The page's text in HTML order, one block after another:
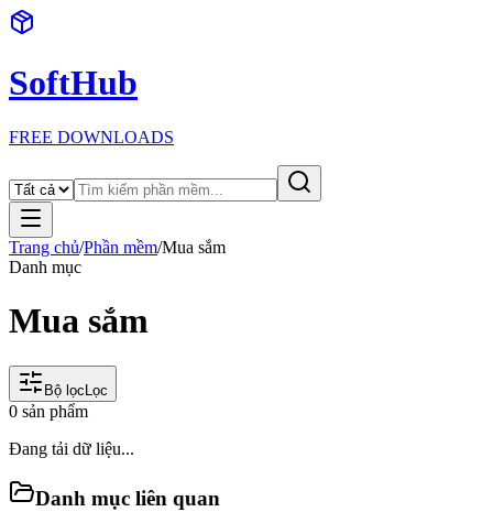
SoftHub
FREE DOWNLOADS
Trang chủ/Phần mềm/Mua sắm
Danh mục
Mua sắm
Bộ lọc Lọc
0 sản phẩm
Đang tải dữ liệu...
Danh mục liên quan